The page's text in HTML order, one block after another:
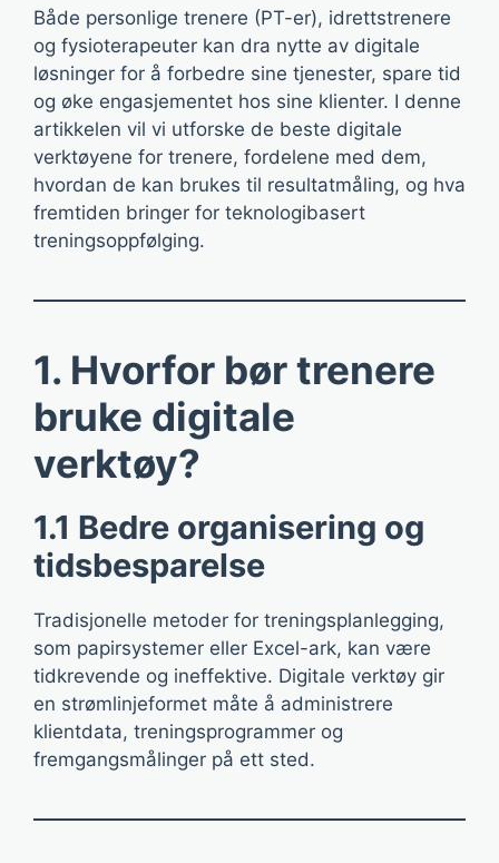
Både personlige trenere (PT-er), idrettstrenere
og fysioterapeuter kan dra nytte av digitale
løsninger for å forbedre sine tjenester, spare tid
og øke engasjementet hos sine klienter. I denne
artikkelen vil vi utforske de beste digitale
verktøyene for trenere, fordelene med dem,
hvordan de kan brukes til resultatmåling, og hva
fremtiden bringer for teknologibasert
treningsoppfølging.
1. Hvorfor bør trenere
bruke digitale
verktøy?
1.1 Bedre organisering og
tidsbesparelse
Tradisjonelle metoder for treningsplanlegging,
som papirsystemer eller Excel-ark, kan være
tidkrevende og ineffektive. Digitale verktøy gir
en strømlinjeformet måte å administrere
klientdata, treningsprogrammer og
fremgangsmålinger på ett sted.